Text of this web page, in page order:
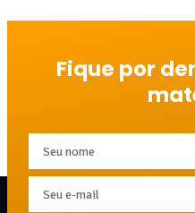
Fique por